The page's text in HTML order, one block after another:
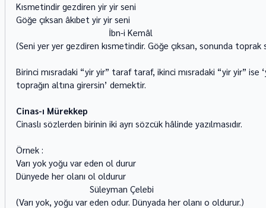
Kısmetindir gezdiren yir yir seni
Göğe çıksan âkıbet yir yir seni
                                       İbn-i Kemâl
(Seni yer yer gezdiren kısmetindir. Göğe çıksan, sonunda toprak
Birinci mısradaki “yir yir” taraf taraf, ikinci mısradaki “yir yir” ise
toprağın altına girersin’ demektir.
Cinas-ı Mürekkep
Cinaslı sözlerden birinin iki ayrı sözcük hâlinde yazılmasıdır.
Örnek :
Varı yok yoğu var eden ol durur
Dünyede her olanı ol oldurur
                               Süleyman Çelebi
(Varı yok, yoğu var eden odur. Dünyada her olanı o oldurur.)